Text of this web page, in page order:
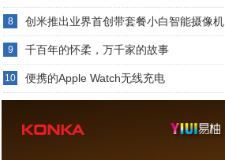
8 创米推出业界首创带套餐小白智能摄像机
9 千百年的怀柔，万千家的故事
10 便携的Apple Watch无线充电